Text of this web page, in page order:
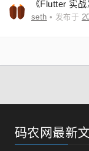
《Flutter 实
seth • 发布于
码农网最新